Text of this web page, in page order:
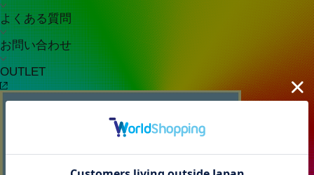
よくある質問
お問い合わせ
OUTLET